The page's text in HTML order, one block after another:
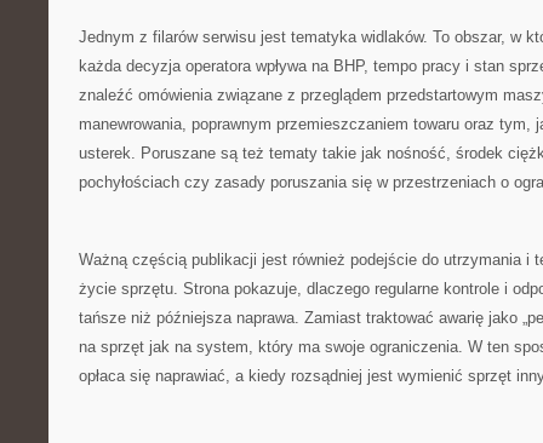
Jednym z filarów serwisu jest tematyka widlaków. To obszar, w
każda decyzja operatora wpływa na BHP, tempo pracy i stan
znaleźć omówienia związane z przeglądem przedstartowym
manewrowania, poprawnym przemieszczaniem towaru oraz tym,
usterek. Poruszane są też tematy takie jak nośność, środek
pochyłościach czy zasady poruszania się w przestrzeniach o
Ważną częścią publikacji jest również podejście do utrzymania i
życie sprzętu. Strona pokazuje, dlaczego regularne kontrole i
tańsze niż późniejsza naprawa. Zamiast traktować awarię jako
na sprzęt jak na system, który ma swoje ograniczenia. W ten
opłaca się naprawiać, a kiedy rozsądniej jest wymienić sprzęt